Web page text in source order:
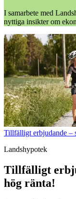
I samarbete med
nyttiga insikter om
Tillfälligt erbjudande –
Landshypotek
Tillfälligt
hög ränta!